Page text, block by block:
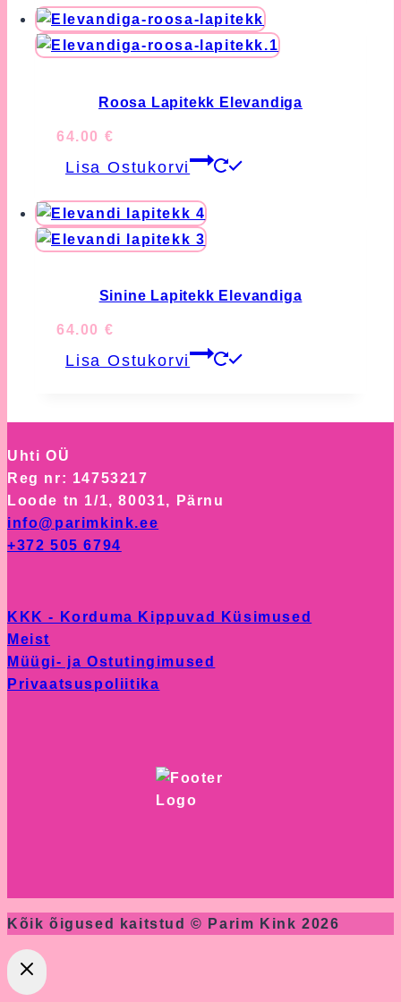
Roosa Lapitekk Elevandiga
64.00 €
Lisa Ostukorvi
Sinine Lapitekk Elevandiga
64.00 €
Lisa Ostukorvi
Uhti OÜ
Reg nr: 14753217
Loode tn 1/1, 80031, Pärnu
info@parimkink.ee
+372 505 6794
KKK - Korduma Kippuvad Küsimused
Meist
Müügi- ja Ostutingimused
Privaatsuspoliitika
Kõik õigused kaitstud © Parim Kink 2026